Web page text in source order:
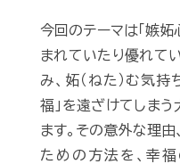
今回のテーマは「嫉妬
まれていたり優れてい
み、妬（ねた）む気
福」を遠ざけてしま
ます。その意外な理由
ための方法を、幸